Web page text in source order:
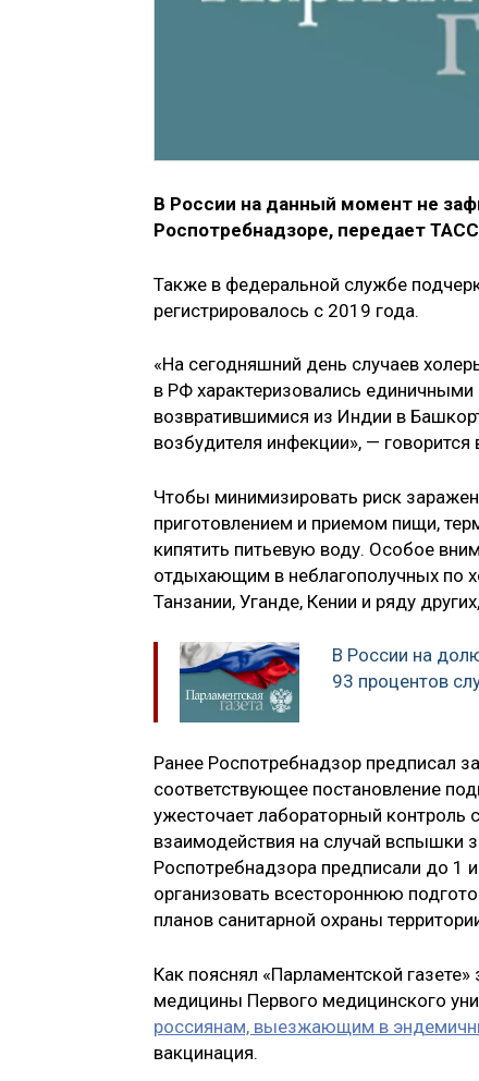
В России на данный момент не
Роспотребнадзоре, передает
Также в федеральной службе
регистрировалось с 2019 года.
«На сегодняшний день случаев
в РФ характеризовались
возвратившимися из Индии в
возбудителя инфекции», —
Чтобы минимизировать риск
приготовлением и приемом пищи,
кипятить питьевую воду. Особое
отдыхающим в неблагополучных по
Танзании, Уганде, Кении и ряду
В России на
93 процентов
Ранее Роспотребнадзор предписал
соответствующее постановление
ужесточает лабораторный контроль
взаимодействия на случай вспышки
Роспотребнадзора предписали до 1
организовать всестороннюю
планов санитарной охраны
Как пояснял «Парламентской
медицины Первого медицинского
россиянам, выезжающим в
вакцинация.